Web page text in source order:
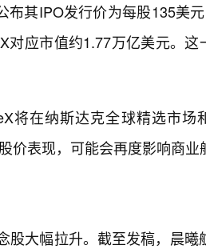
布其IPO发行价为每股135美
对应市值约1.77万亿美元。
将在纳斯达克全球精选市
价表现，可能会再度影响商业
股大幅拉升。截至发稿，晨曦